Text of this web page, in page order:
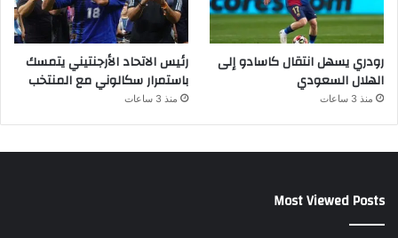
رودري يسهل انتقال كاسادو إلى
الهلال السعودي
منذ 3 ساعات
رئيس الاتحاد الأرجنتيني يتمسك
باستمرار سكالوني مع المنتخب
منذ 3 ساعات
Most Viewed Posts